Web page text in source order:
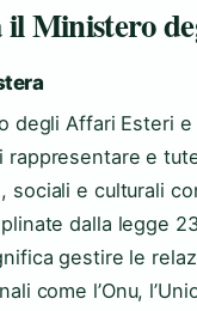
il Ministero
degli Affari Esteri
rappresentare e
sociali e culturali
dalla legge
gestire le
come l’Onu,